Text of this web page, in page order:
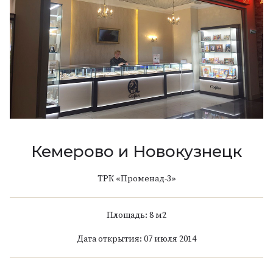
Кемерово и Новокузнецк
ТРК «Променад-3»
Площадь: 8 м2
Дата открытия: 07 июля 2014